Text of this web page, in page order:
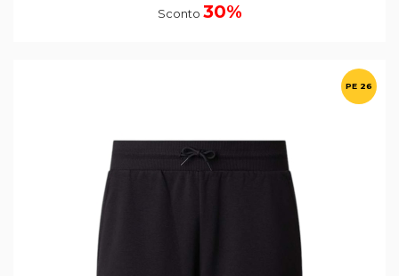
Sconto 30%
PE 26